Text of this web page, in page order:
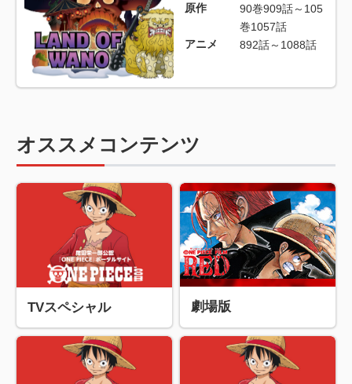
原作
90巻909話～105
巻1057話
アニメ
892話～1088話
オススメコンテンツ
TVスペシャル 劇場版